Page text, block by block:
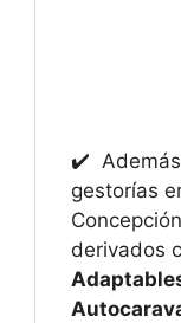
✔️ Además
gestorías
derivados